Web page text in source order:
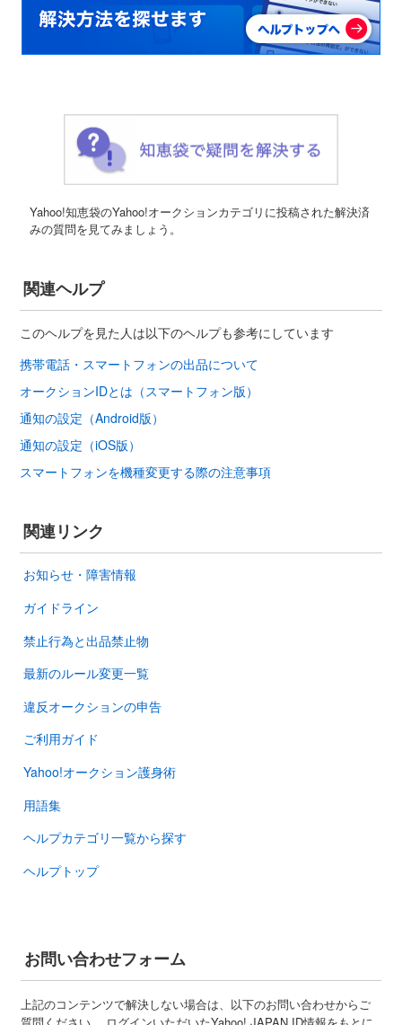
Yahoo!知恵袋のYahoo!オークションカテゴリに投稿された解決済
みの質問を見てみましょう。
関連ヘルプ
このヘルプを見た人は以下のヘルプも参考にしています
携帯電話・スマートフォンの出品について
オークションIDとは（スマートフォン版）
通知の設定（Android版）
通知の設定（iOS版）
スマートフォンを機種変更する際の注意事項
関連リンク
お知らせ・障害情報
ガイドライン
禁止行為と出品禁止物
最新のルール変更一覧
違反オークションの申告
ご利用ガイド
Yahoo!オークション護身術
用語集
ヘルプカテゴリ一覧から探す
ヘルプトップ
お問い合わせフォーム
上記のコンテンツで解決しない場合は、以下のお問い合わせからご
質問ください。 ログインいただいたYahoo! JAPAN ID情報をもとに